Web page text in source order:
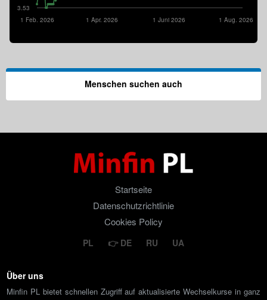
3.53
1 Aug. 2026
1 Juni 2026
1 Apr. 2026
1 Feb. 2026
Menschen suchen auch
Startseite
Datenschutzrichtlinie
Cookies Policy
PL DE RU UA
Über uns
Minfin PL bietet schnellen Zugriff auf aktualisierte Wechselkurse in ganz